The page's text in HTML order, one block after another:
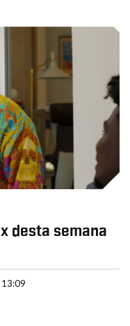
desta semana